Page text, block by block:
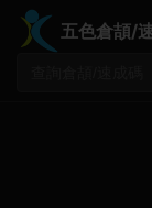
五色倉頡/